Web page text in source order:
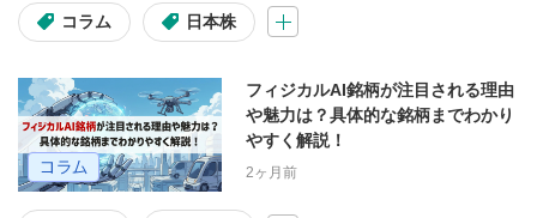
コラム 日本株
フィジカルAI銘柄が注目される理由
や魅力は？具体的な銘柄までわかり
やすく解説！
2ヶ月前